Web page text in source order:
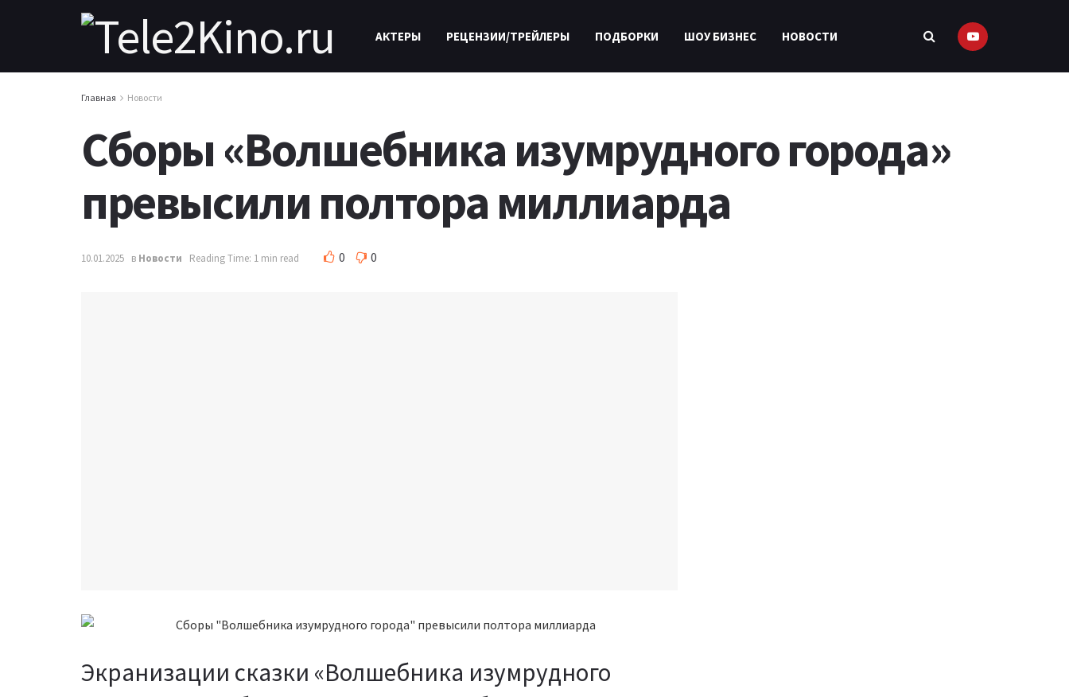
АКТЕРЫ РЕЦЕНЗИИ/ТРЕЙЛЕРЫ ПОДБОРКИ ШОУ БИЗНЕС НОВОСТИ
Главная Новости
Сборы «Волшебника изумрудного города»
превысили полтора миллиарда
10.01.2025 в Новости Reading Time: 1 min read 0 0
Экранизации сказки «Волшебника изумрудного